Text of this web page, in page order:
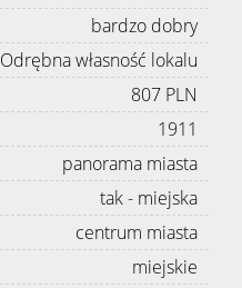
bardzo dobry
Odrębna własność lokalu
807 PLN
1911
panorama miasta
tak - miejska
centrum miasta
miejskie